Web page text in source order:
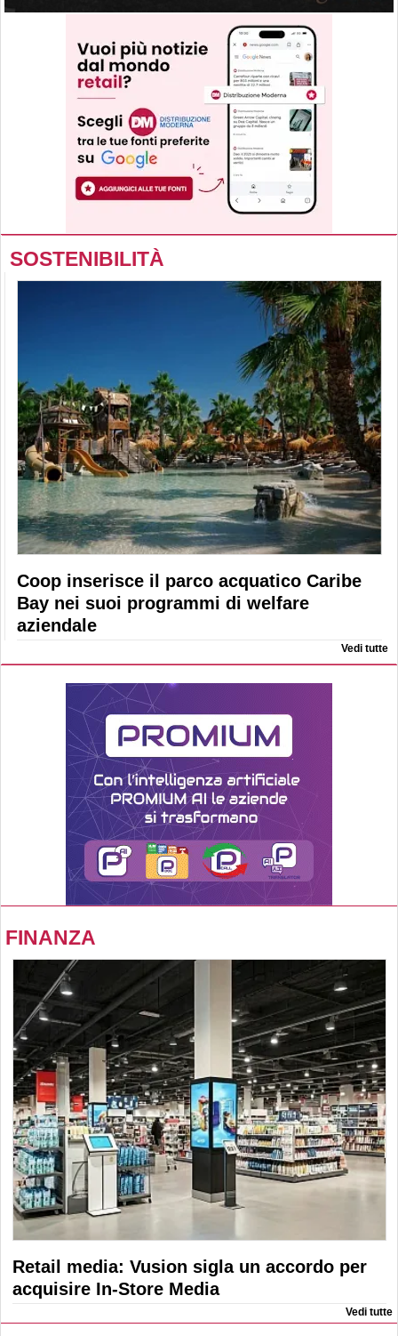
SOSTENIBILITÀ
Coop inserisce il parco acquatico Caribe
Bay nei suoi programmi di welfare
aziendale
Vedi tutte
FINANZA
Retail media: Vusion sigla un accordo per
acquisire In-Store Media
Vedi tutte